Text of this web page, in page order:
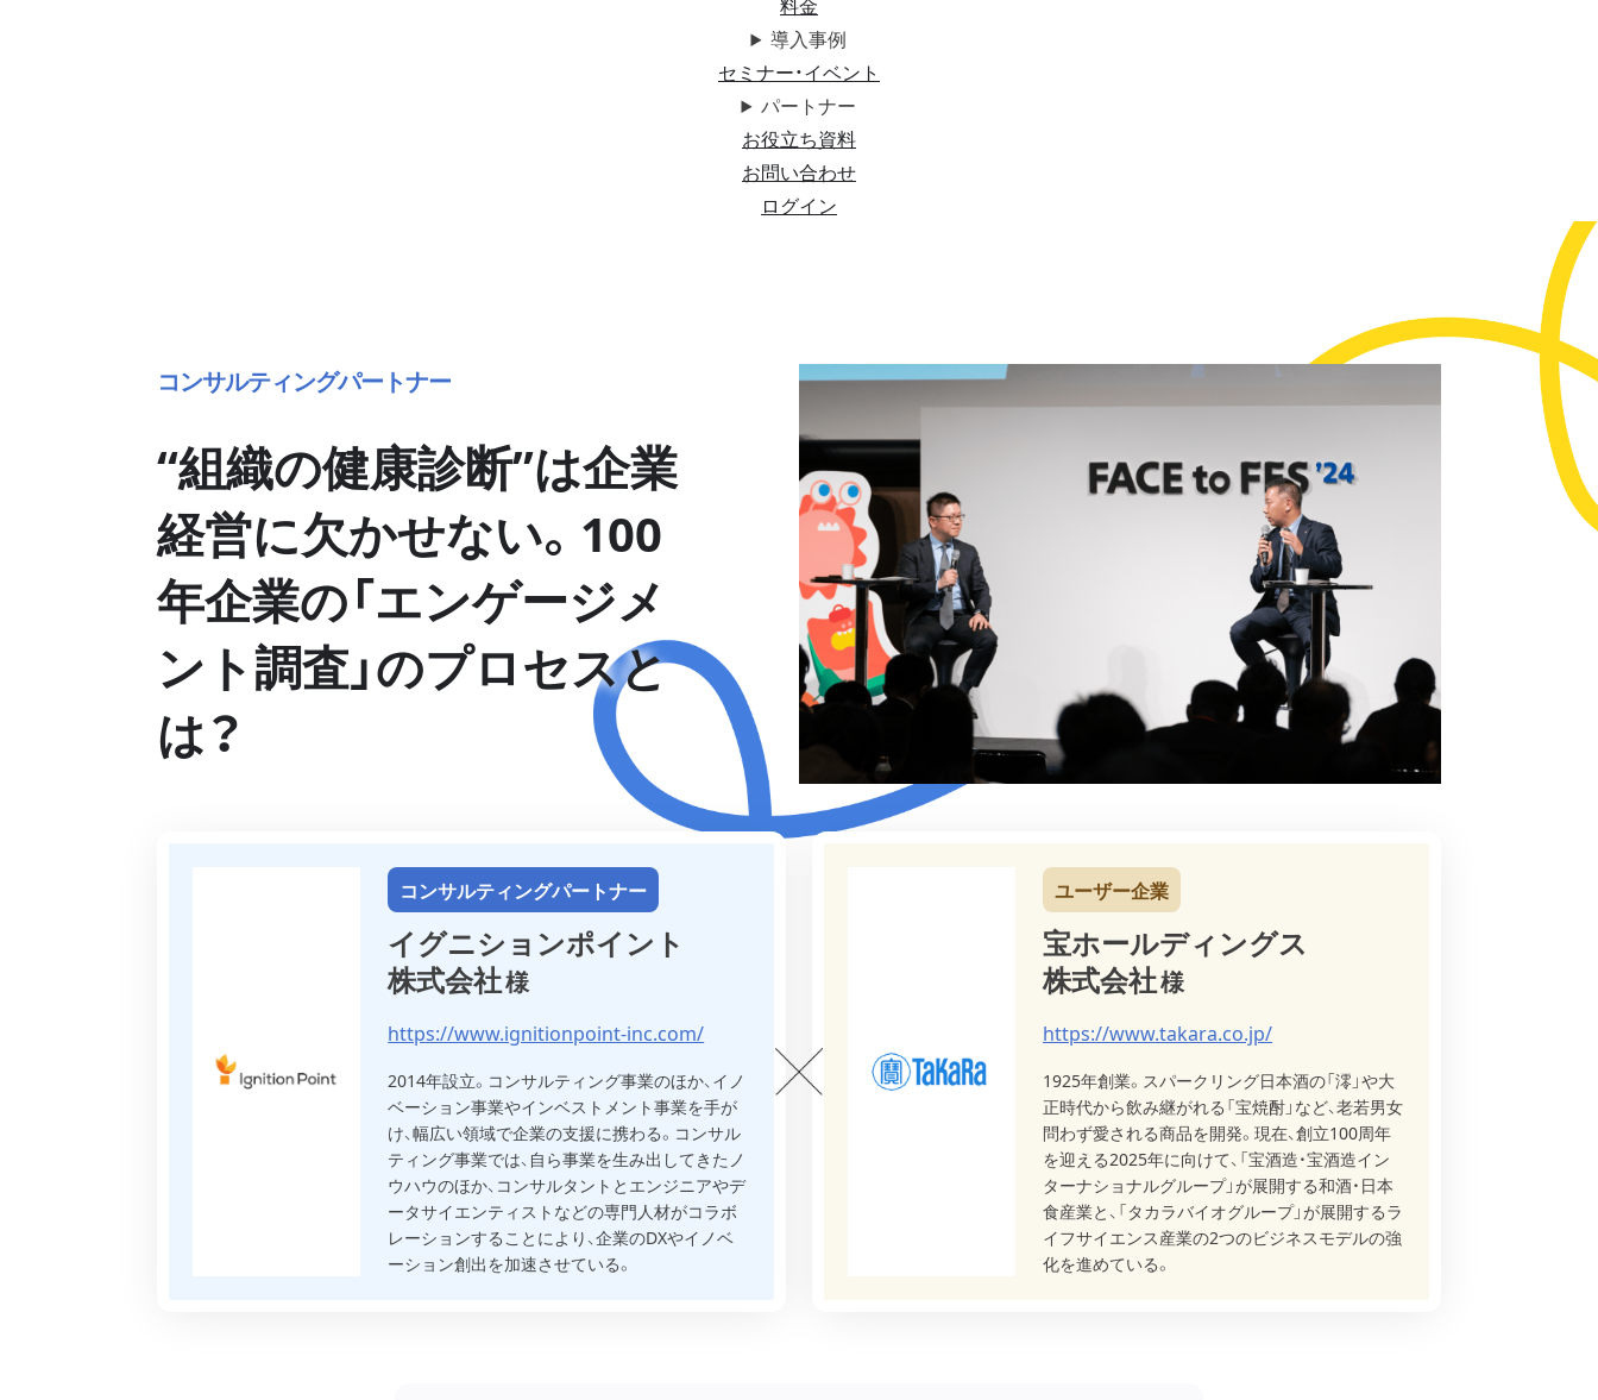
導入事例
セミナー・イベント
パートナー
お役立ち資料
お問い合わせ
ログイン
コンサルティングパートナー
“組織の健康診断”は企業
経営に欠かせない。100
年企業の「エンゲージメ
ント調査」のプロセスと
は？
コンサルティングパートナー
イグニションポイント
株式会社
https://www.ignitionpoint-inc.com/
2014年設立。コンサルティング事業のほか、イノ
ベーション事業やインベストメント事業を手が
け、幅広い領域で企業の支援に携わる。コンサル
ティング事業では、自ら事業を生み出してきたノ
ウハウのほか、コンサルタントとエンジニアやデ
ータサイエンティストなどの専門人材がコラボ
レーションすることにより、企業のDXやイノベ
ーション創出を加速させている。
ユーザー企業
宝ホールディングス
株式会社
https://www.takara.co.jp/
1925年創業。スパークリング日本酒の「澪」や大
正時代から飲み継がれる「宝焼酎」など、老若男女
問わず愛される商品を開発。現在、創立100周年
を迎える2025年に向けて、「宝酒造・宝酒造イン
ターナショナルグループ」が展開する和酒・日本
食産業と、「タカラバイオグループ」が展開するラ
イフサイエンス産業の2つのビジネスモデルの強
化を進めている。